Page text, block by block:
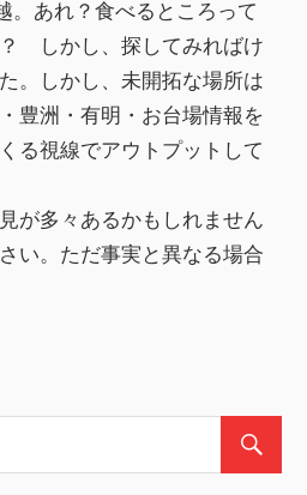
。あれ？食べるところって
？ しかし、探してみればけ
。しかし、未開拓な場所は
豊洲・有明・お台場情報を
る視線でアウトプットして
が多々あるかもしれません
い。ただ事実と異なる場合